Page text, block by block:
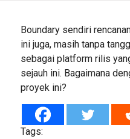
Boundary sendiri
ini juga, masih tanpa
sebagai platform rilis
sejauh ini. Bagaimana
proyek ini?
Tags: